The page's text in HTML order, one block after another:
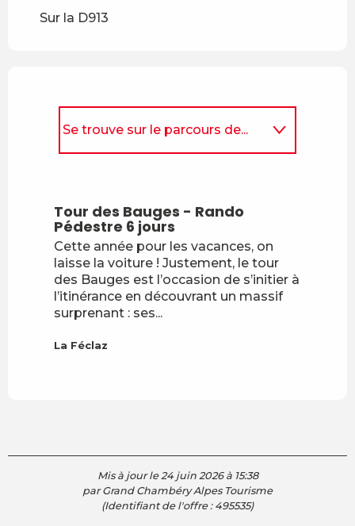
Sur la D913
Se trouve sur le parcours de...
Tour des Bauges - Rando
Pédestre 6 jours
Cette année pour les vacances, on
laisse la voiture ! Justement, le tour
des Bauges est l’occasion de s’initier à
l’itinérance en découvrant un massif
surprenant : ses...
La Féclaz
Mis à jour le 24 juin 2026 à 15:38
par Grand Chambéry Alpes Tourisme
(Identifiant de l'offre : 495535)